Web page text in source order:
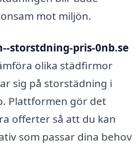
mot miljön.
storstdning-pris-0nb.se
olika städfirmor
sig på storstädning i
Plattformen gör det
offerter så att du kan
som passar dina behov